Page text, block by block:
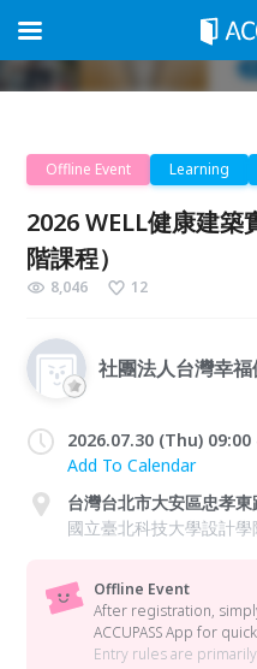
Offline Event Learning
2026 WELL健康建
階課程）
8,046 12
社團法人台灣幸
2026.07.30 (Thu)
Add To Calendar
台灣台北市大安區忠孝
國立臺北科技大學設計
Offline Event
After registration,
ACCUPASS App for
Entry rules are